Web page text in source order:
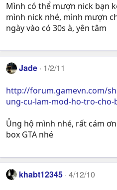
Mình có thể mượn nick bạn
mình nick nhé, mình mượn
ngày vào có 30s à, yên tâm
Jade 1/2/11
http://forum.gamevn.com/
ung-cu-lam-mod-ho-tro-cho-
Ủng hộ mình nhé, rất cám
box GTA nhé
khabt12345 4/12/10